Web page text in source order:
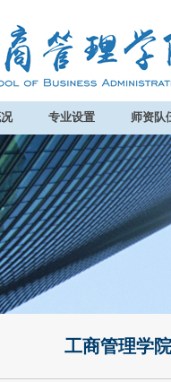
专业设置 师资队
工商管理学